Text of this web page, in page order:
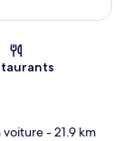
voiture- 21.9 km